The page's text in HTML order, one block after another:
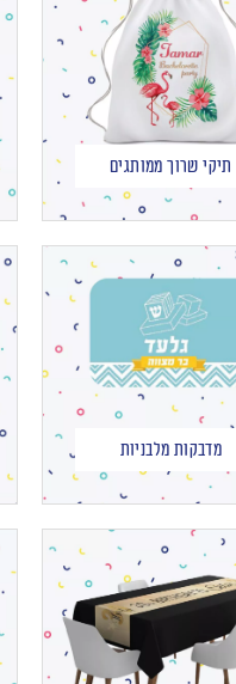
תיקי שרוך ממותגים
מדבקות מלבניות